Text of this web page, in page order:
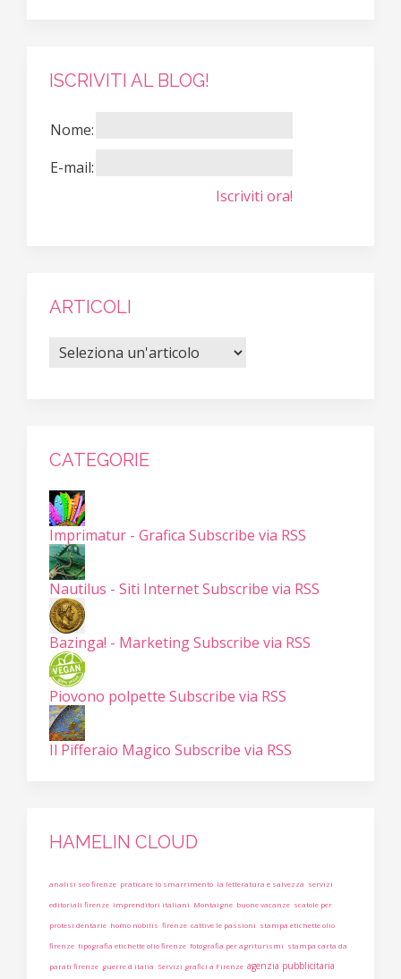
ISCRIVITI AL BLOG!
Nome:
E-mail:
Iscriviti ora!
ARTICOLI
CATEGORIE
Imprimatur - Grafica Subscribe via RSS
Nautilus - Siti InternetSubscribe via RSS
Bazinga! - MarketingSubscribe via RSS
Piovono polpette Subscribe via RSS
Il Pifferaio Magico Subscribe via RSS
HAMELIN CLOUD
analisi seo firenze praticare lo smarrimento la letteratura è salvezza servizi
editoriali firenze imprenditori italiani Montaigne buone vacanze scatole per
protesi dentarie homo nobilis firenze cattive le passioni stampa etichette olio
firenze tipografia etichette olio firenze fotografia per agriturismi stampa carta da
parati firenze guerre d italia Servizi grafici a Firenze agenzia pubblicitaria